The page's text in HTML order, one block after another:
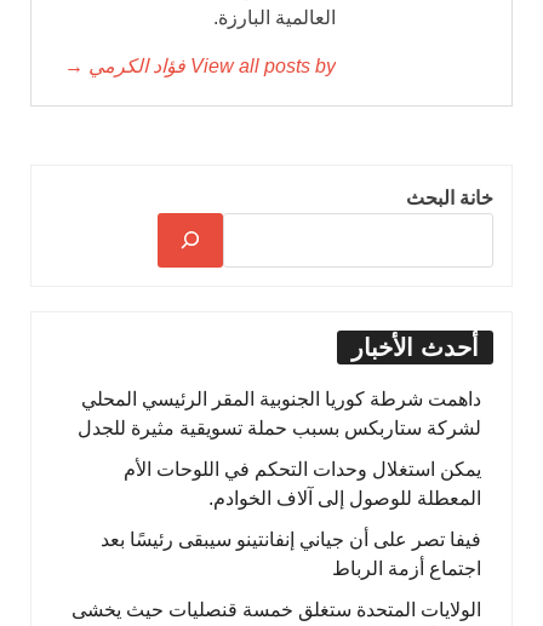
العالمية البارزة.
View all posts by فؤاد الكرمي →
خانة البحث
أحدث الأخبار
داهمت شرطة كوريا الجنوبية المقر الرئيسي المحلي
لشركة ستاربكس بسبب حملة تسويقية مثيرة للجدل
يمكن استغلال وحدات التحكم في اللوحات الأم
المعطلة للوصول إلى آلاف الخوادم.
فيفا تصر على أن جياني إنفانتينو سيبقى رئيسًا بعد
اجتماع أزمة الرباط
الولايات المتحدة ستغلق خمسة قنصليات حيث يخشى